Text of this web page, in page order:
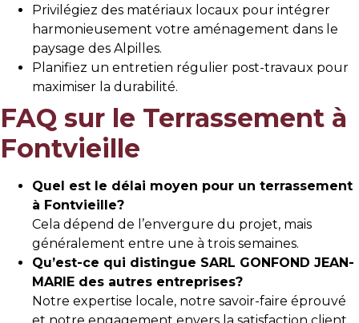
Privilégiez des matériaux locaux pour intégrer
harmonieusement votre aménagement dans le
paysage des Alpilles.
Planifiez un entretien régulier post-travaux pour
maximiser la durabilité.
FAQ sur le Terrassement à
Fontvieille
Quel est le délai moyen pour un terrassement
à Fontvieille?
Cela dépend de l’envergure du projet, mais
généralement entre une à trois semaines.
Qu’est-ce qui distingue SARL GONFOND JEAN-
MARIE des autres entreprises?
Notre expertise locale, notre savoir-faire éprouvé